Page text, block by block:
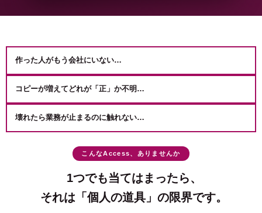
作った人がもう会社にいない…
コピーが増えて どれが「正」か不明…
壊れたら業務が止まるのに触れない…
こんなAccess、ありませんか
1つでも当てはまったら、
それは「個人の道具」の限界です。